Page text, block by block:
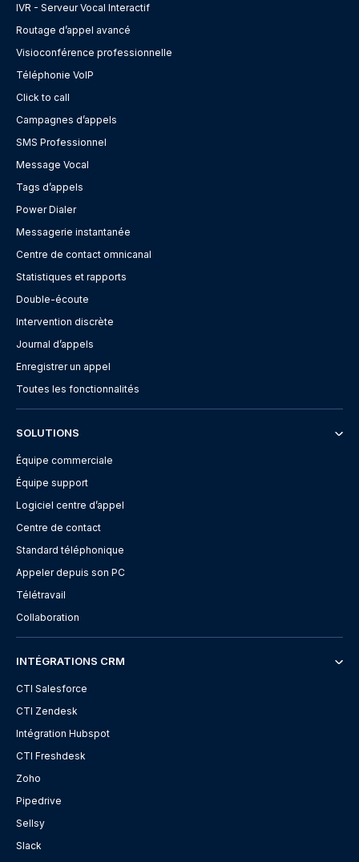
IVR - Serveur Vocal Interactif
Routage d’appel avancé
Visioconférence professionnelle
Téléphonie VoIP
Click to call
Campagnes d’appels
SMS Professionnel
Message Vocal
Tags d’appels
Power Dialer
Messagerie instantanée
Centre de contact omnicanal
Statistiques et rapports
Double-écoute
Intervention discrète
Journal d’appels
Enregistrer un appel
Toutes les fonctionnalités
SOLUTIONS
Équipe commerciale
Équipe support
Logiciel centre d’appel
Centre de contact
Standard téléphonique
Appeler depuis son PC
Télétravail
Collaboration
INTÉGRATIONS CRM
CTI Salesforce
CTI Zendesk
Intégration Hubspot
CTI Freshdesk
Zoho
Pipedrive
Sellsy
Slack